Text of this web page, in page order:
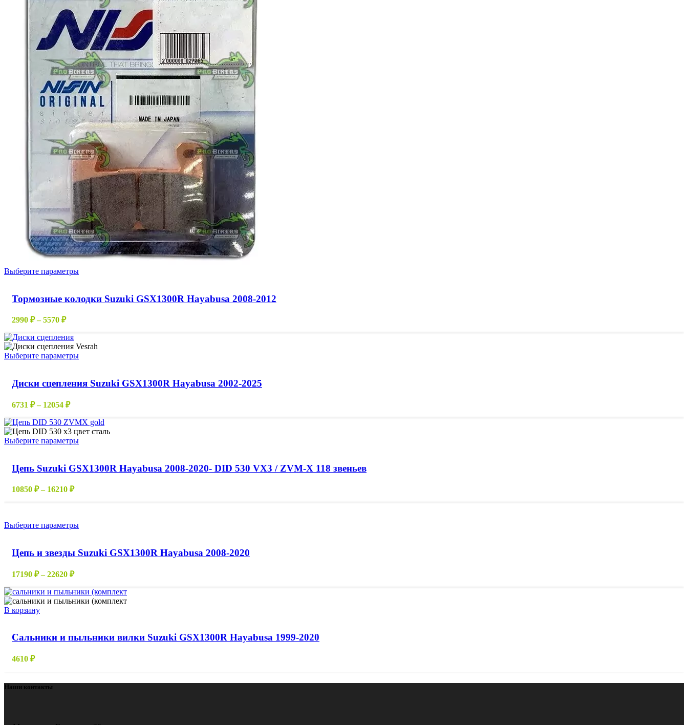
Выберите параметрыЭтот
несколько
на
странице
Тормозные колодки Suzuki GSX1300R Hayabusa 2008-2012
2990 ₽ – 5570 ₽Диапазон
2990 ₽
–
5570 ₽
Выберите параметрыЭтот
несколько
выбрать
на
странице
товара.
Диски сцепления Suzuki GSX1300R Hayabusa 2002-2025
6731 ₽ – 12054 ₽Диапазон
6731 ₽
–
12054 ₽
Выберите параметрыЭтот
несколько
странице
Цепь Suzuki GSX1300R Hayabusa 2008-2020- DID 530 VX3 / ZVM-X 118 звеньев
10850 ₽ – 16210 ₽Диапазон
16210 ₽
Выберите параметрыЭтот
несколько
выбрать
на
странице
Цепь и звезды Suzuki GSX1300R Hayabusa 2008-2020
17190 ₽ – 22620 ₽Диапазон
17190 ₽
–
В корзину
Сальники и пыльники вилки Suzuki GSX1300R Hayabusa 1999-2020
4610 ₽
Наши контакты